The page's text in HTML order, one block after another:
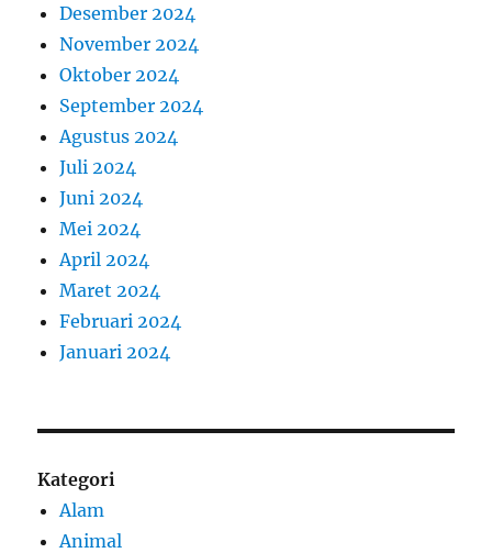
Desember 2024
November 2024
Oktober 2024
September 2024
Agustus 2024
Juli 2024
Juni 2024
Mei 2024
April 2024
Maret 2024
Februari 2024
Januari 2024
Kategori
Alam
Animal